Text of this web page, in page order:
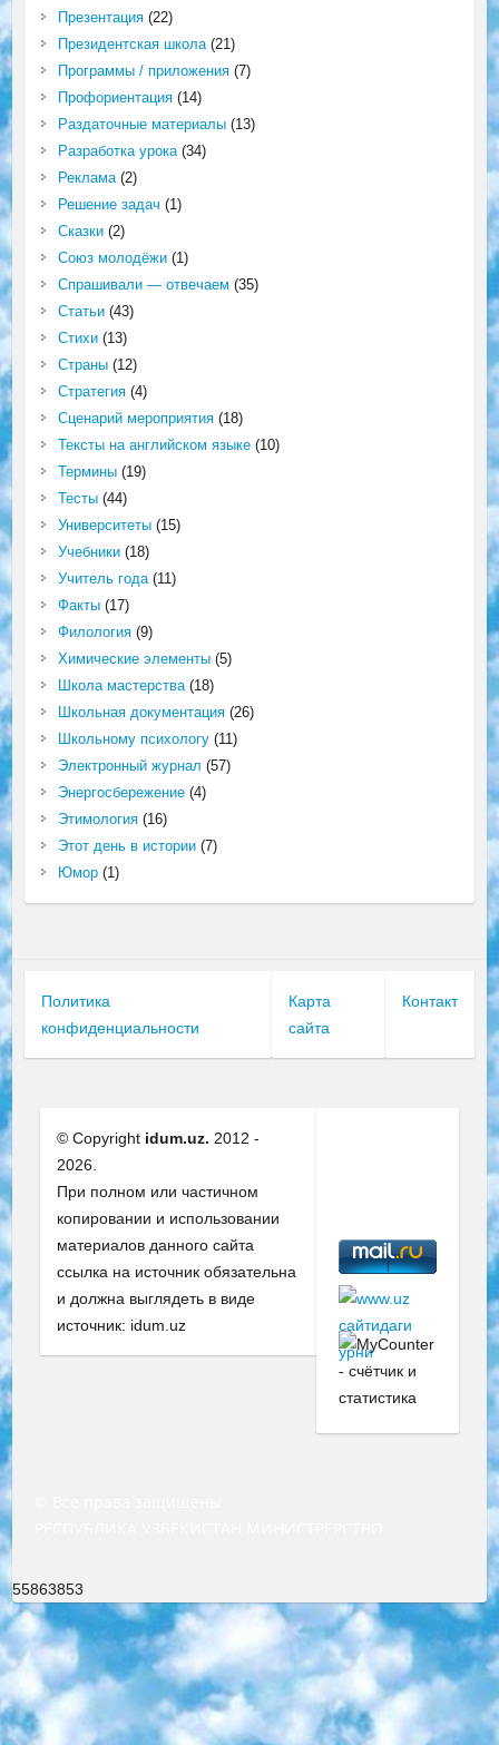
Презентация(22)
Президентская школа(21)
Программы / приложения(7)
Профориентация(14)
Раздаточные материалы(13)
Разработка урока(34)
Реклама(2)
Решение задач (1)
Сказки(2)
Союз молодёжи(1)
Спрашивали — отвечаем (35)
Статьи(43)
Стихи(13)
Страны(12)
Стратегия(4)
Сценарий мероприятия(18)
Тексты на английском языке(10)
Термины(19)
Тесты(44)
Университеты(15)
Учебники(18)
Учитель года(11)
Факты(17)
Филология(9)
Химические элементы(5)
Школа мастерства(18)
Школьная документация(26)
Школьному психологу(11)
Электронный журнал (57)
Энергосбережение(4)
Этимология(16)
Этот день в истории(7)
Юмор(1)
Политика
конфиденциальности
Карта
сайта
Контакт
© Copyright idum.uz. 2012 -
2026.
При полном или частичном
копировании и использовании
материалов данного сайта
ссылка на источник обязательна
и должна выглядеть в виде
источник: idum.uz
55863853